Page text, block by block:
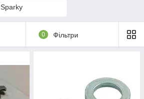
Sparky
0 Фільтри